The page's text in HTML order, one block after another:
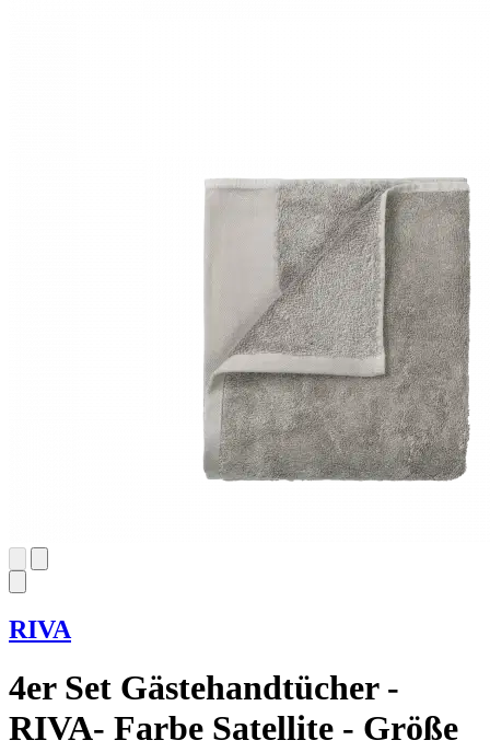
RIVA
4er Set Gästehandtücher -
RIVA- Farbe Satellite - Größe